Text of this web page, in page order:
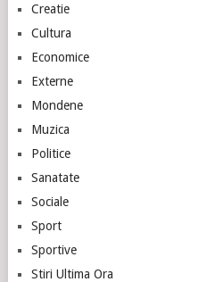
Creatie
Cultura
Economice
Externe
Mondene
Muzica
Politice
Sanatate
Sociale
Sport
Sportive
Stiri Ultima Ora